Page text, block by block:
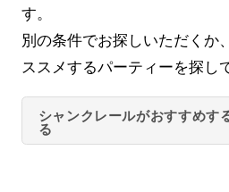
す。
別の条件でお探しいただくか
ススメするパーティーを探し
シャンクレールがおすすめす
る